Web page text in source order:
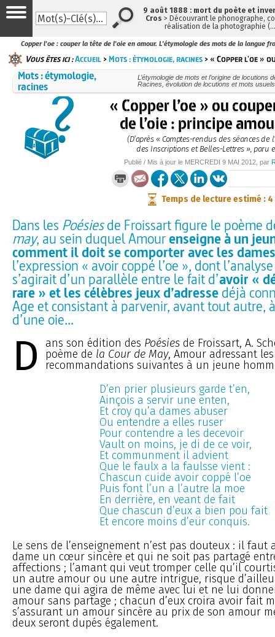
Copper l'oe : couper la tête de l'oie en amour. L'étymologie des mots de la langue
Vous êtes ici :Accueil >Mots : étymologie, racines > « Copper l'oe »
Mots : étymologie,
racines
L’étymologie de mots et l’origine de locutions
Racines, évolution de locutions et mots
« Copper l’oe » ou
de l’oie : principe
(D’après « Comptes-rendus des séances de
des Inscriptions et Belles-Lettres », paru
Publié / Mis à jour le MERCREDI 9 MAI 2012 , par
Temps de lecture estimé : 4
Dans les Poésiesde Froissart figure le poème
may, au sein duquel Amourenseigne à un
comment il doit se comporter avec les
l’expression « avoir coppé l’oe », dont
s’agirait d’un parallèle entre le fait d’avoir «
rare » et les célèbres jeux d’adressedéjà
Age et consistant à parvenir, avant tout autre,
d’une oie...
D ans son édition des Poésies de Froissart, A.
poème de la Cour de May, Amour adressant les
recommandations suivantes à un jeune
D’en prier plusieurs garde t’en,
Ainçois a servir une enten,
Et croy qu’a dames abuser
Ou entendre a elles ruser
Pour contendre a les decevoir
Vault on moins, je di de ce voir,
Et communment il advient
Que le faulx a la faulsse vient :
Chascun cuide avoir coppé l’oe
Puis font l’un a l’autre la moe
En derrière, en veant de fait
Que chascun d’eux a bien pou fait
Et encore moins d’eür conquis.
Le sens de l’enseignement n’est pas douteux : il faut
dame un cœur sincère et qui ne soit pas partagé
affections ; l’amant qui veut tromper celle qu’il
un autre amour ou une autre intrigue, risque
une dame qui agira de même avec lui et ne lui
amour sans partage ; chacun d’eux croira avoir fait
s’assurant un amour sincère au prix de son amour
deux seront dupés également.
9 août 1888 : mort du poète et
Cros > Découvrant le phonographe,
réalisation de la photographie